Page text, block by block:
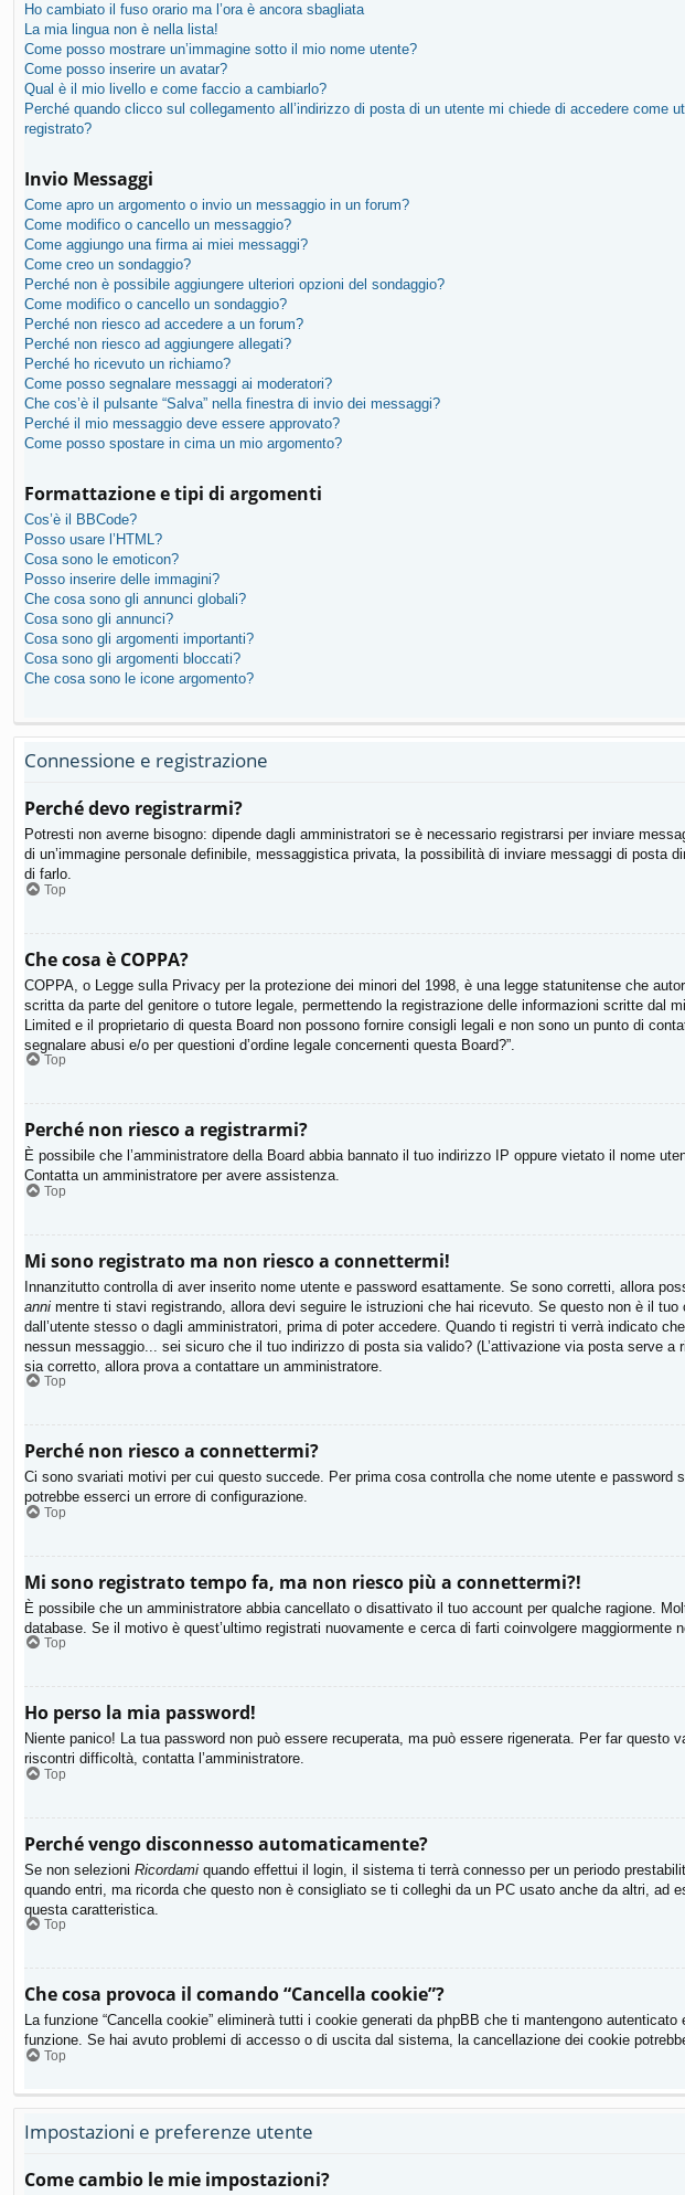
Ho cambiato il fuso orario ma l’ora è ancora sbagliata
La mia lingua non è nella lista!
Come posso mostrare un’immagine sotto il mio nome utente?
Come posso inserire un avatar?
Qual è il mio livello e come faccio a cambiarlo?
Perché quando clicco sul collegamento all’indirizzo di posta di un utente mi chiede di accedere come
registrato?
Invio Messaggi
Come apro un argomento o invio un messaggio in un forum?
Come modifico o cancello un messaggio?
Come aggiungo una firma ai miei messaggi?
Come creo un sondaggio?
Perché non è possibile aggiungere ulteriori opzioni del sondaggio?
Come modifico o cancello un sondaggio?
Perché non riesco ad accedere a un forum?
Perché non riesco ad aggiungere allegati?
Perché ho ricevuto un richiamo?
Come posso segnalare messaggi ai moderatori?
Che cos’è il pulsante “Salva” nella finestra di invio dei messaggi?
Perché il mio messaggio deve essere approvato?
Come posso spostare in cima un mio argomento?
Formattazione e tipi di argomenti
Cos’è il BBCode?
Posso usare l’HTML?
Cosa sono le emoticon?
Posso inserire delle immagini?
Che cosa sono gli annunci globali?
Cosa sono gli annunci?
Cosa sono gli argomenti importanti?
Cosa sono gli argomenti bloccati?
Che cosa sono le icone argomento?
Connessione e registrazione
Perché devo registrarmi?
Potresti non averne bisogno: dipende dagli amministratori se è necessario registrarsi per inviare
di un’immagine personale definibile, messaggistica privata, la possibilità di inviare messaggi di
di farlo.
Top
Che cosa è COPPA?
COPPA, o Legge sulla Privacy per la protezione dei minori del 1998, è una legge statunitense che
scritta da parte del genitore o tutore legale, permettendo la registrazione delle informazioni scritte
Limited e il proprietario di questa Board non possono fornire consigli legali e non sono un punto di
segnalare abusi e/o per questioni d’ordine legale concernenti questa Board?”.
Top
Perché non riesco a registrarmi?
È possibile che l’amministratore della Board abbia bannato il tuo indirizzo IP oppure vietato il nome
Contatta un amministratore per avere assistenza.
Top
Mi sono registrato ma non riesco a connettermi!
Innanzitutto controlla di aver inserito nome utente e password esattamente. Se sono corretti, allora
anni mentre ti stavi registrando, allora devi seguire le istruzioni che hai ricevuto. Se questo non è il
dall’utente stesso o dagli amministratori, prima di poter accedere. Quando ti registri ti verrà indicato
nessun messaggio... sei sicuro che il tuo indirizzo di posta sia valido? (L’attivazione via posta serve
sia corretto, allora prova a contattare un amministratore.
Top
Perché non riesco a connettermi?
Ci sono svariati motivi per cui questo succede. Per prima cosa controlla che nome utente e
potrebbe esserci un errore di configurazione.
Top
Mi sono registrato tempo fa, ma non riesco più a connettermi?!
È possibile che un amministratore abbia cancellato o disattivato il tuo account per qualche ragione.
database. Se il motivo è quest’ultimo registrati nuovamente e cerca di farti coinvolgere maggiormente
Top
Ho perso la mia password!
Niente panico! La tua password non può essere recuperata, ma può essere rigenerata. Per far questo
riscontri difficoltà, contatta l’amministratore.
Top
Perché vengo disconnesso automaticamente?
Se non selezioni Ricordami quando effettui il login, il sistema ti terrà connesso per un periodo
quando entri, ma ricorda che questo non è consigliato se ti colleghi da un PC usato anche da altri,
questa caratteristica.
Top
Che cosa provoca il comando “Cancella cookie”?
La funzione “Cancella cookie” eliminerà tutti i cookie generati da phpBB che ti mantengono
funzione. Se hai avuto problemi di accesso o di uscita dal sistema, la cancellazione dei cookie
Top
Impostazioni e preferenze utente
Come cambio le mie impostazioni?